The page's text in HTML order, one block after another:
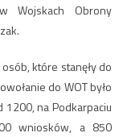
Wojskach Obrony
które stanęły do
do WOT było
na Podkarpaciu
wniosków, a 850